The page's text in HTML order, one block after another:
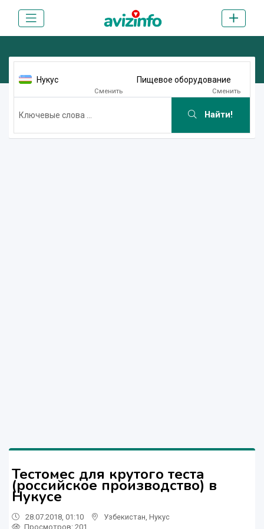
Нукус
Сменить
Пищевое оборудование
Сменить
Найти!
Тестомес для крутого теста
(российское производство) в
Нукусе
28.07.2018, 01:10 Узбекистан Нукус
Просмотров: 201